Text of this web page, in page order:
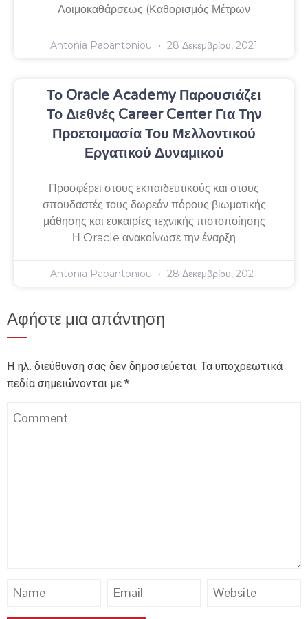
Λοιμοκαθάρσεως (Καθορισμός Μέτρων
Antonia Papantoniou 28 Δεκεμβρίου, 2021
Το Oracle Academy Παρουσιάζει
Το Διεθνές Career Center Για Την
Προετοιμασία Του Μελλοντικού
Εργατικού Δυναμικού
Προσφέρει στους εκπαιδευτικούς και στους
σπουδαστές τους δωρεάν πόρους βιωματικής
μάθησης και ευκαιρίες τεχνικής πιστοποίησης
Η Oracle ανακοίνωσε την έναρξη
Antonia Papantoniou 28 Δεκεμβρίου, 2021
Αφήστε μια απάντηση
Η ηλ. διεύθυνση σας δεν δημοσιεύεται. Τα υποχρεωτικά
πεδία σημειώνονται με *